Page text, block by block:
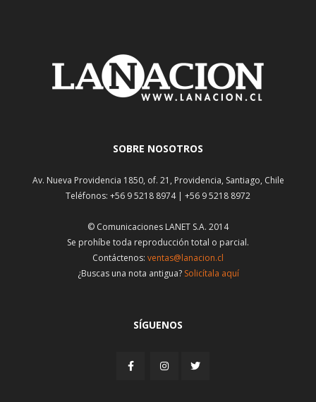
SOBRE NOSOTROS
Av. Nueva Providencia 1850, of. 21, Providencia, Santiago, Chile
Teléfonos: +56 9 5218 8974 | +56 9 5218 8972
© Comunicaciones LANET S.A. 2014
Se prohíbe toda reproducción total o parcial.
Contáctenos: ventas@lanacion.cl
¿Buscas una nota antigua? Solicítala aquí
SÍGUENOS